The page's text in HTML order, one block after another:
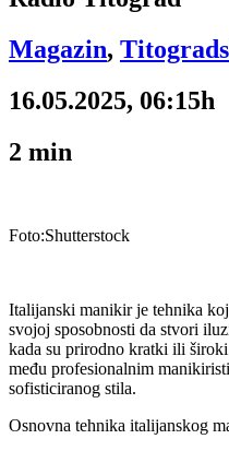
Magazin,
16.05.2025, 06:15h
2 min
Foto:Shutterstock
Italijanski manikir je tehnika
svojoj sposobnosti da stvori
kada su prirodno kratki ili
među profesionalnim
sofisticiranog stila.
Osnovna tehnika italijanskog